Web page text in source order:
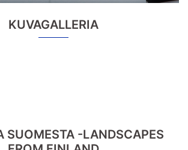
KUVAGALLERIA
SUOMESTA -LANDSCAPES